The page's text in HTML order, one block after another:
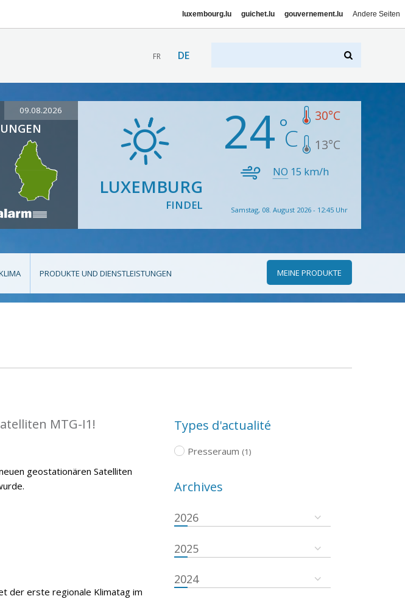
luxembourg.lu guichet.lu gouvernement.lu Andere Seiten
FR DE
09.08.2026
LUXEMBURG
FINDEL
24 30°C
13°C
NO 15 km/h
Samstag, 08. August 2026 - 12:45 Uhr
PRODUKTE UND DIENSTLEISTUNGEN MEINE PRODUKTE
MTG-I1!
geostationären Satelliten
der erste regionale Klimatag im
Types d'actualité
Presseraum (1)
Archives
2026
2025
2024